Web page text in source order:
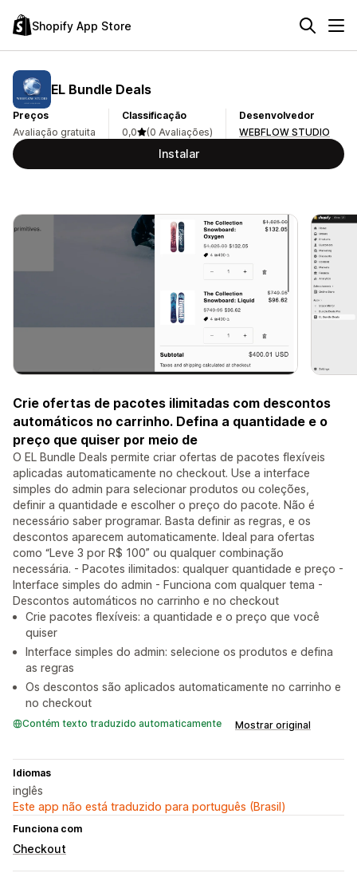
Shopify App Store
EL Bundle Deals
Preços
Avaliação gratuita
Classificação
0,0
(0 Avaliações)
Desenvolvedor
WEBFLOW STUDIO
Instalar
Crie ofertas de pacotes ilimitadas com descontos
automáticos no carrinho. Defina a quantidade e o
preço que quiser por meio de
O EL Bundle Deals permite criar ofertas de pacotes flexíveis
aplicadas automaticamente no checkout. Use a interface
simples do admin para selecionar produtos ou coleções,
definir a quantidade e escolher o preço do pacote. Não é
necessário saber programar. Basta definir as regras, e os
descontos aparecem automaticamente. Ideal para ofertas
como “Leve 3 por R$ 100” ou qualquer combinação
necessária. - Pacotes ilimitados: qualquer quantidade e preço -
Interface simples do admin - Funciona com qualquer tema -
Descontos automáticos no carrinho e no checkout
Crie pacotes flexíveis: a quantidade e o preço que você
quiser
Interface simples do admin: selecione os produtos e defina
as regras
Os descontos são aplicados automaticamente no carrinho e
no checkout
Contém texto traduzido automaticamente Mostrar original
Idiomas
inglês
Este app não está traduzido para português (Brasil)
Funciona com
Checkout